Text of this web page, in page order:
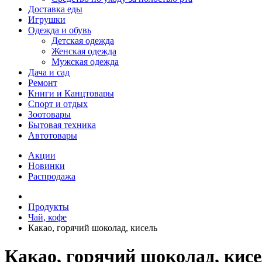
Доставка еды
Игрушки
Одежда и обувь
Детская одежда
Женская одежда
Мужская одежда
Дача и сад
Ремонт
Книги и Канцтовары
Спорт и отдых
Зоотовары
Бытовая техника
Автотовары
Акции
Новинки
Распродажа
Продукты
Чай, кофе
Какао, горячий шоколад, кисель
Какао, горячий шоколад,